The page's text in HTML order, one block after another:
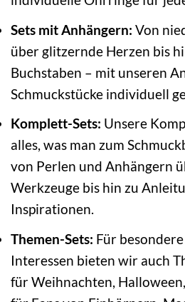
Sets mit Anhängern: Von
über glitzernde Herzen bis
Buchstaben – mit unseren
Schmuckstücke individuell
Komplett-Sets: Unsere
alles, was man zum
von Perlen und Anhängern
Werkzeuge bis hin zu
Inspirationen.
Themen-Sets: Für
Interessen bieten wir auch
für Weihnachten,